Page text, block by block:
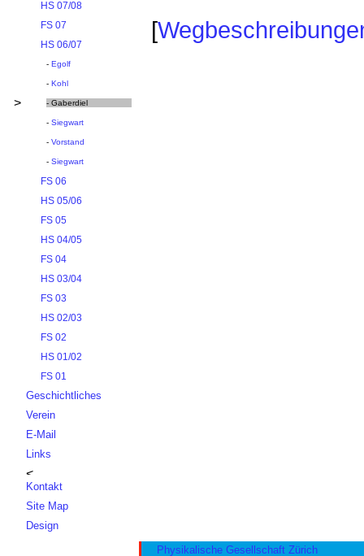
HS 07/08
FS 07
HS 06/07
- Egolf
- Kohl
> - Gaberdiel
- Siegwart
- Vorstand
- Siegwart
FS 06
HS 05/06
FS 05
HS 04/05
FS 04
HS 03/04
FS 03
HS 02/03
FS 02
HS 01/02
FS 01
Geschichtliches
Verein
E-Mail
Links
Kontakt
Site Map
Design
[
Physikalische Gesellschaft Zürich